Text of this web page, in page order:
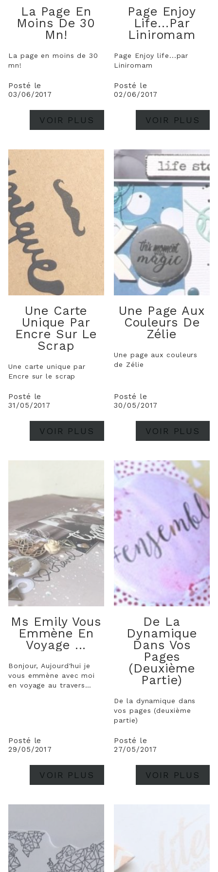
La Page En
Moins De 30
Mn!
La page en moins de 30
mn!
Posté le
03/06/2017
VOIR PLUS
Page Enjoy
Life...par
Liniromam
Page Enjoy life...par
Liniromam
Posté le
02/06/2017
VOIR PLUS
Une Carte
Unique Par
Encre Sur Le
Scrap
Une carte unique par
Encre sur le scrap
Posté le
31/05/2017
VOIR PLUS
Une Page Aux
Couleurs De
Zélie
Une page aux couleurs
de Zélie
Posté le
30/05/2017
VOIR PLUS
Ms Emily Vous
Emmène En
Voyage ...
Bonjour, Aujourd'hui je
vous emmène avec moi
en voyage au travers
créés pour le thème
"voyage". Ils seront en
Posté le
29/05/2017
VOIR PLUS
De La
Dynamique
Dans Vos
Pages
(deuxième
Partie)
De la dynamique dans
vos pages (deuxième
partie)
Posté le
27/05/2017
VOIR PLUS